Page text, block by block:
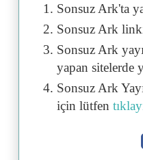
Sonsuz Ark'ta
Sonsuz Ark
Sonsuz Ark
yapan sitelerde
Sonsuz Ark
için lütfen